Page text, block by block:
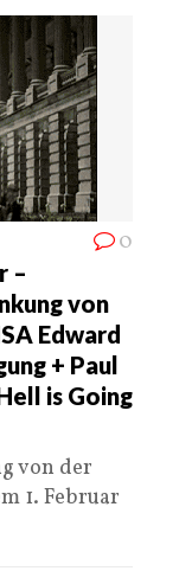
0
–
von
Edward
+ Paul
is Going
von der
1. Februar